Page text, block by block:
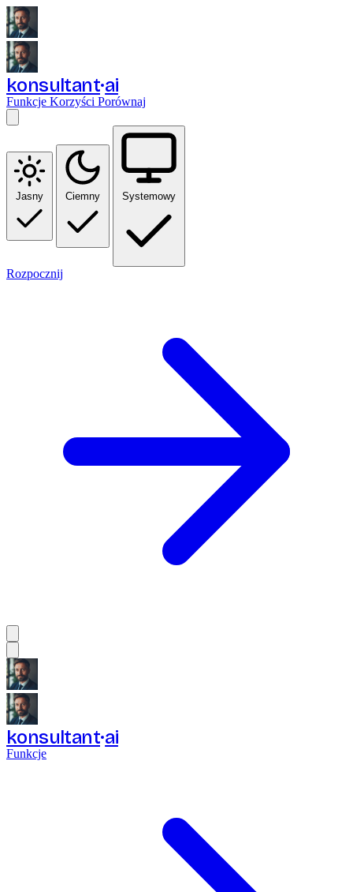
konsultant ai
Funkcje Korzyści Porównaj
Jasny Ciemny Systemowy
Rozpocznij
konsultant ai
Funkcje